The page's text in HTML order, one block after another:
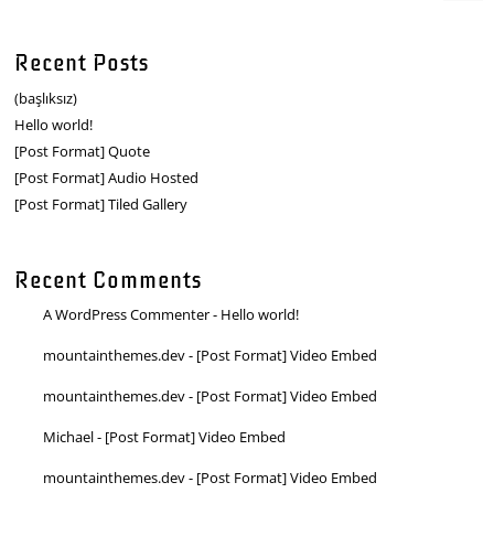
Recent Posts
(başlıksız)
Hello world!
[Post Format] Quote
[Post Format] Audio Hosted
[Post Format] Tiled Gallery
Recent Comments
A WordPress Commenter- Hello world!
mountainthemes.dev- [Post Format] Video Embed
mountainthemes.dev- [Post Format] Video Embed
Michael- [Post Format] Video Embed
mountainthemes.dev- [Post Format] Video Embed